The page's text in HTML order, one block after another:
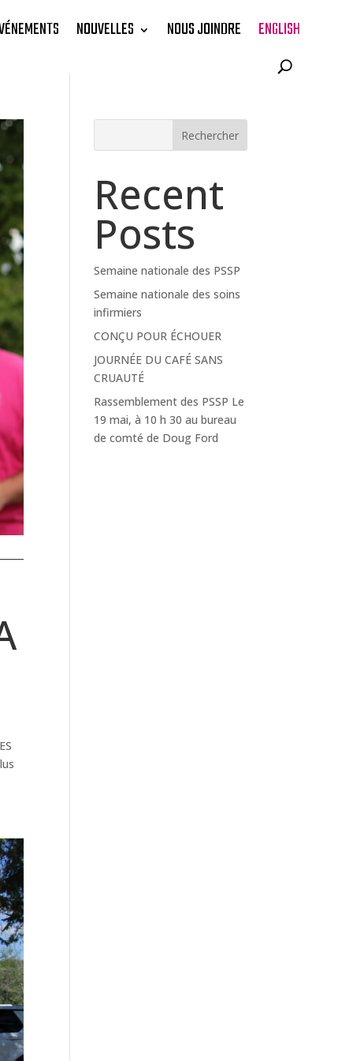
NOUVELLES NOUS JOINDRE ENGLISH
Rechercher
Recent
Posts
Semaine nationale des PSSP
Semaine nationale des soins
infirmiers
CONÇU POUR ÉCHOUER
JOURNÉE DU CAFÉ SANS
CRUAUTÉ
Rassemblement des PSSP Le
19 mai, à 10 h 30 au bureau
de comté de Doug Ford